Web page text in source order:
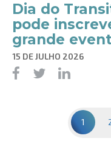
Dia do
pode
grande
15 DE JULHO 2026
1